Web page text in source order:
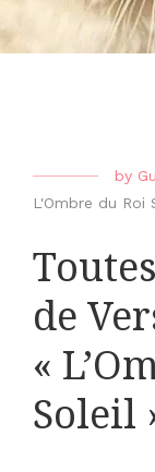
by
L'Ombre du Roi
de
«
Soleil